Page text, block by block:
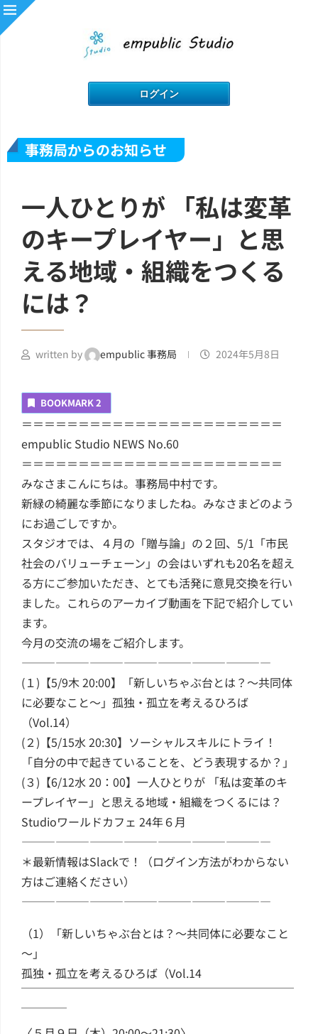
事務局からのお知らせ
一人ひとりが 「私は変革
のキープレイヤー」と思
える地域・組織をつくる
には？
written by empublic 事務局 2024年5月8日
BOOKMARK2
＝＝＝＝＝＝＝＝＝＝＝＝＝＝＝＝＝＝＝＝＝＝＝
empublic Studio NEWS No.60
＝＝＝＝＝＝＝＝＝＝＝＝＝＝＝＝＝＝＝＝＝＝＝
みなさまこんにちは。事務局中村です。
新緑の綺麗な季節になりましたね。みなさまどのよう
にお過ごしですか。
スタジオでは、４月の「贈与論」の２回、5/1「市民
社会のバリューチェーン」の会はいずれも20名を超え
る方にご参加いただき、とても活発に意見交換を行い
ました。これらのアーカイブ動画を下記で紹介してい
ます。
今月の交流の場をご紹介します。
――――――――――――――――――――――
(１)【5/9木 20:00】「新しいちゃぶ台とは？～共同体
に必要なこと～」孤独・孤立を考えるひろば
（Vol.14）
(２)【5/15水 20:30】ソーシャルスキルにトライ！
「自分の中で起きていることを、どう表現するか？」
(３)【6/12水 20：00】一人ひとりが 「私は変革のキ
ープレイヤー」と思える地域・組織をつくるには？
Studioワールドカフェ 24年６月
――――――――――――――――――――――
＊最新情報はSlackで！（ログイン方法がわからない
方はご連絡ください）
――――――――――――――――――――――
（1）「新しいちゃぶ台とは？～共同体に必要なこと
～」
孤独・孤立を考えるひろば（Vol.14
￣￣￣￣￣￣￣￣￣￣￣￣￣￣￣￣￣￣￣￣￣￣￣￣
￣￣￣￣